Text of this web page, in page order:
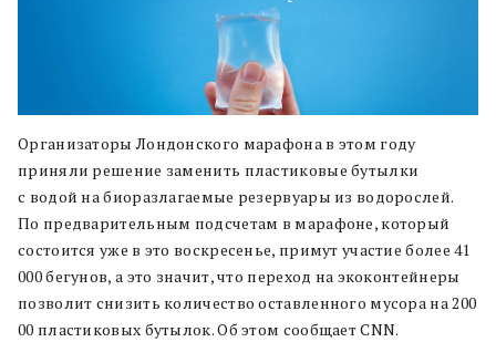
Организаторы Лондонского марафона в этом году
приняли решение заменить пластиковые бутылки
с водой на биоразлагаемые резервуары из водорослей.
По предварительным подсчетам в марафоне, который
состоится уже в это воскресенье, примут участие более 41
000 бегунов, а это значит, что переход на экоконтейнеры
позволит снизить количество оставленного мусора на 200
00 пластиковых бутылок. Об этом сообщает CNN.